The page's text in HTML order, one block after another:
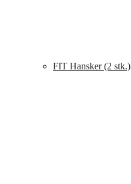
FIT Hansker (2 stk.)